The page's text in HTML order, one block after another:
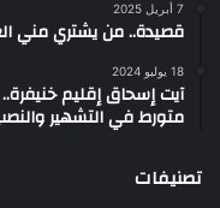
7 أبريل 2025
قصيدة.. من يشتري مني
18 يوليو 2024
آيت إسحاق إقليم
متورط في التشهير
تصنيفات